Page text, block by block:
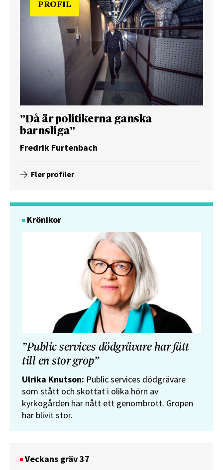
PROFIL
”Då är politikerna ganska
barnsliga”
Fredrik Furtenbach
Fler profiler
Krönikor
”Public services dödgrävare har fått
till en stor grop”
Ulrika Knutson: Public services dödgrävare
som stått och skottat i olika hörn av
kyrkogården har nått ett genombrott. Gropen
har blivit stor.
Veckans gräv 37